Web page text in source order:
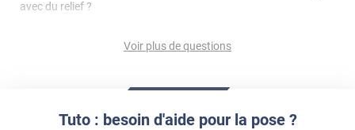
Utiliser une solution de dépose pour annuler l'action de la
S'aider d'un décapeur thermique : la colle va ramollir le film
avec du relief ?
faire appel à un
Peut-on mettre du revêtement adhésif sur du carrelage
Comment poser du revêtement adhésif dans les angles
Voir plus de questions
Tuto : besoin d'aide pour la pose ?